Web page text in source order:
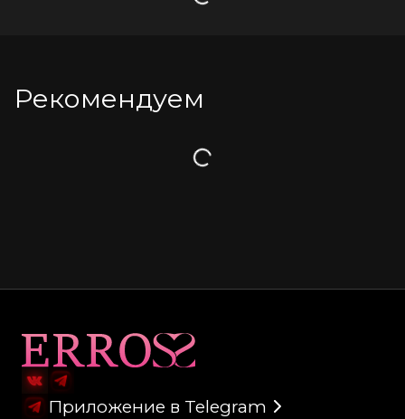
Загрузка
Рекомендуем
Загрузка
Приложение в Telegram
Карта сайта